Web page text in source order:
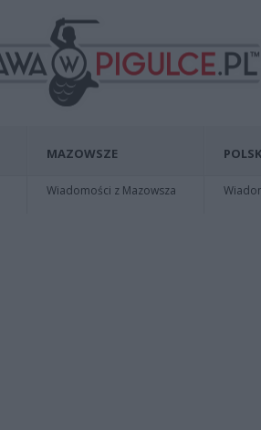
MAZOWSZE
Wiadomości z Mazowsza